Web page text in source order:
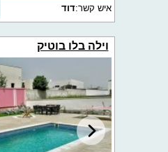
איש קשר:דוד
וילה בלו בוטיק